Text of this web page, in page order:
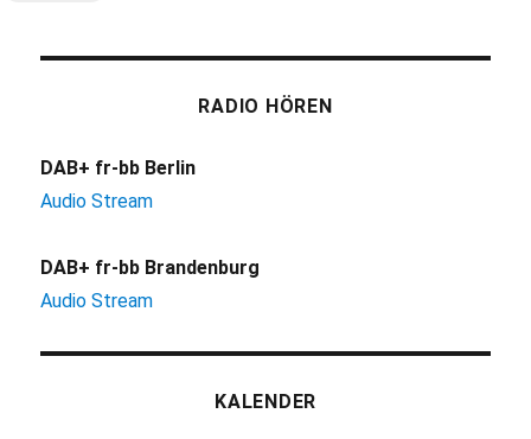
RADIO HÖREN
DAB+ fr-bb Berlin
Audio Stream
DAB+ fr-bb Brandenburg
Audio Stream
KALENDER